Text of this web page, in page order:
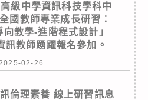
級中學資訊科技學科中
國教師專業成長研習：
向教學-進階程式設計」
訊教師踴躍報名參加。
2025-02-26
倫理素養 線上研習訊息